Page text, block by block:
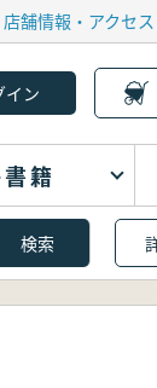
店舗情報・アクセス
籍